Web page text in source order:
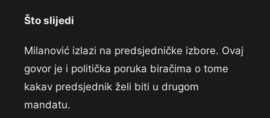
Što slijedi
Milanović izlazi na predsjedničke izbore. Ovaj
govor je i politička poruka biračima o tome
kakav predsjednik želi biti u drugom
mandatu.